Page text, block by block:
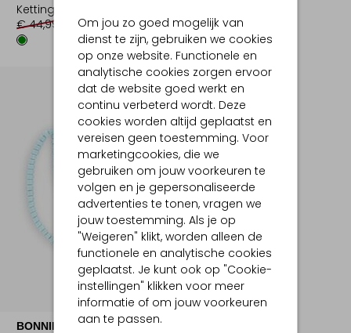
Om jou zo goed mogelijk van
dienst te zijn, gebruiken we cookies
op onze website. Functionele en
analytische cookies zorgen ervoor
dat de website goed werkt en
continu verbeterd wordt. Deze
cookies worden altijd geplaatst en
vereisen geen toestemming. Voor
marketingcookies, die we
gebruiken om jouw voorkeuren te
volgen en je gepersonaliseerde
advertenties te tonen, vragen we
jouw toestemming. Als je op
"Weigeren" klikt, worden alleen de
functionele en analytische cookies
geplaatst. Je kunt ook op "Cookie-
instellingen" klikken voor meer
informatie of om jouw voorkeuren
aan te passen.
Ketting
€ 44,99
€ 26,99
€ 44,99 € 26,99
BONNIE STUDIOS